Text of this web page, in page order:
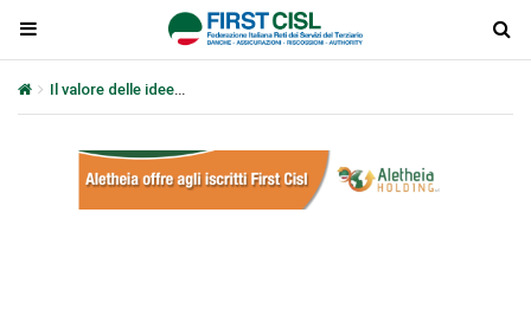
Il valore delle idee